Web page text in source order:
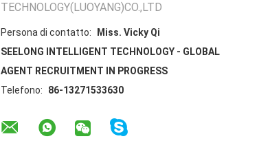
TECHNOLOGY(LUOYANG)CO.,LTD
Persona di contatto:
Miss. Vicky Qi
SEELONG INTELLIGENT TECHNOLOGY - GLOBAL
AGENT RECRUITMENT IN PROGRESS
Telefono:
86-13271533630